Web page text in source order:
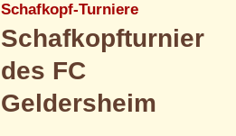
Schafkopf-Turniere
Schafkopfturnier
des FC
Geldersheim